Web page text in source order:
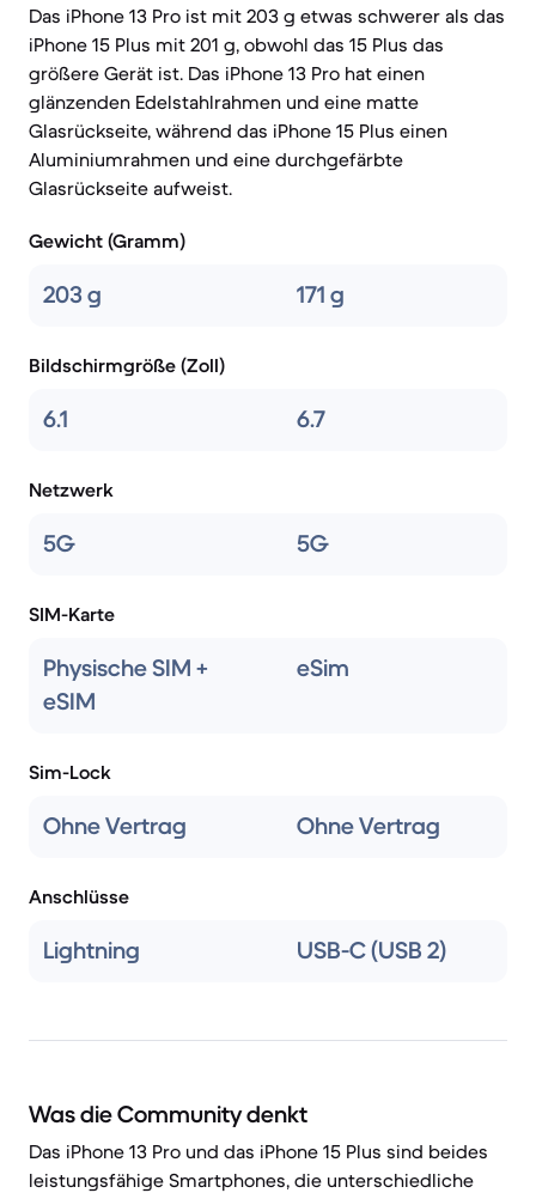
Das iPhone 13 Pro ist mit 203 g etwas schwerer als das
iPhone 15 Plus mit 201 g, obwohl das 15 Plus das
größere Gerät ist. Das iPhone 13 Pro hat einen
glänzenden Edelstahlrahmen und eine matte
Glasrückseite, während das iPhone 15 Plus einen
Aluminiumrahmen und eine durchgefärbte
Glasrückseite aufweist.
Gewicht (Gramm)
203 g 171 g
Bildschirmgröße (Zoll)
6.1 6.7
Netzwerk
5G 5G
SIM-Karte
Physische SIM +
eSIM
eSim
Sim-Lock
Ohne Vertrag Ohne Vertrag
Anschlüsse
Lightning USB-C (USB 2)
Was die Community denkt
Das iPhone 13 Pro und das iPhone 15 Plus sind beides
leistungsfähige Smartphones, die unterschiedliche